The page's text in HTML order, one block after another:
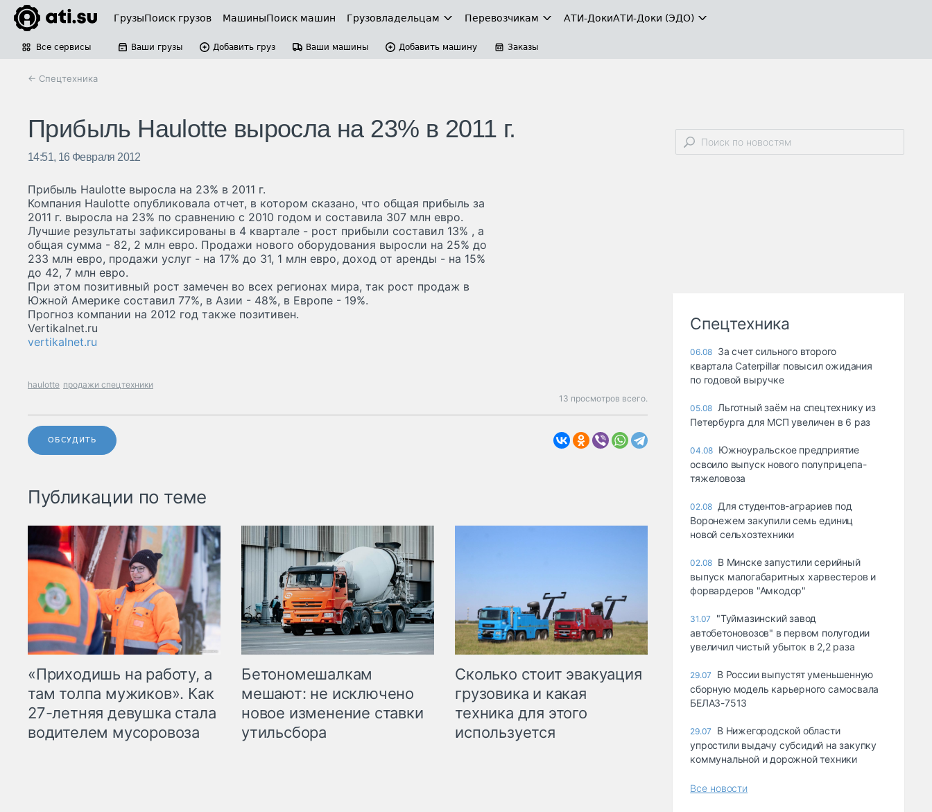
ГрузыПоиск грузов МашиныПоиск машин Грузовладельцам Перевозчикам АТИ-ДокиАТИ-Доки (ЭДО)
Все сервисы Ваши грузы Добавить груз Ваши машины Добавить машину Заказы
← Спецтехника
Прибыль Haulotte выросла на 23% в 2011 г.
14:51, 16 Февраля 2012
Прибыль Haulotte выросла на 23% в 2011 г.
Компания Haulotte опубликовала отчет, в котором сказано, что общая прибыль за
2011 г. выросла на 23% по сравнению с 2010 годом и составила 307 млн евро.
Лучшие результаты зафиксированы в 4 квартале - рост прибыли составил 13% , а
общая сумма - 82, 2 млн евро. Продажи нового оборудования выросли на 25% до
233 млн евро, продажи услуг - на 17% до 31, 1 млн евро, доход от аренды - на 15%
до 42, 7 млн евро.
При этом позитивный рост замечен во всех регионах мира, так рост продаж в
Южной Америке составил 77%, в Азии - 48%, в Европе - 19%.
Прогноз компании на 2012 год также позитивен.
Vertikalnet.ru
vertikalnet.ru
haulotte продажи спецтехники
13 просмотров всего.
ОБСУДИТЬ
Публикации по теме
«Приходишь на работу, а
там толпа мужиков». Как
27-летняя девушка стала
водителем мусоровоза
Бетономешалкам
мешают: не исключено
новое изменение ставки
утильсбора
Сколько стоит эвакуация
грузовика и какая
техника для этого
используется
Спецтехника
06.08 За счет сильного второго
квартала Caterpillar повысил ожидания
по годовой выручке
05.08 Льготный заём на спецтехнику из
Петербурга для МСП увеличен в 6 раз
04.08 Южноуральское предприятие
освоило выпуск нового полуприцепа-
тяжеловоза
02.08 Для студентов-аграриев под
Воронежем закупили семь единиц
новой сельхозтехники
02.08 В Минске запустили серийный
выпуск малогабаритных харвестеров и
форвардеров "Амкодор"
31.07
"Туймазинский завод
автобетоновозов" в первом полугодии
увеличил чистый убыток в 2,2 раза
29.07
В России выпустят уменьшенную
сборную модель карьерного самосвала
БЕЛАЗ-7513
29.07
В Нижегородской области
упростили выдачу субсидий на закупку
коммунальной и дорожной техники
Все новости